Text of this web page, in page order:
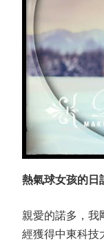
熱氣球女孩的日
親愛的諾多，我
經獲得中東科技